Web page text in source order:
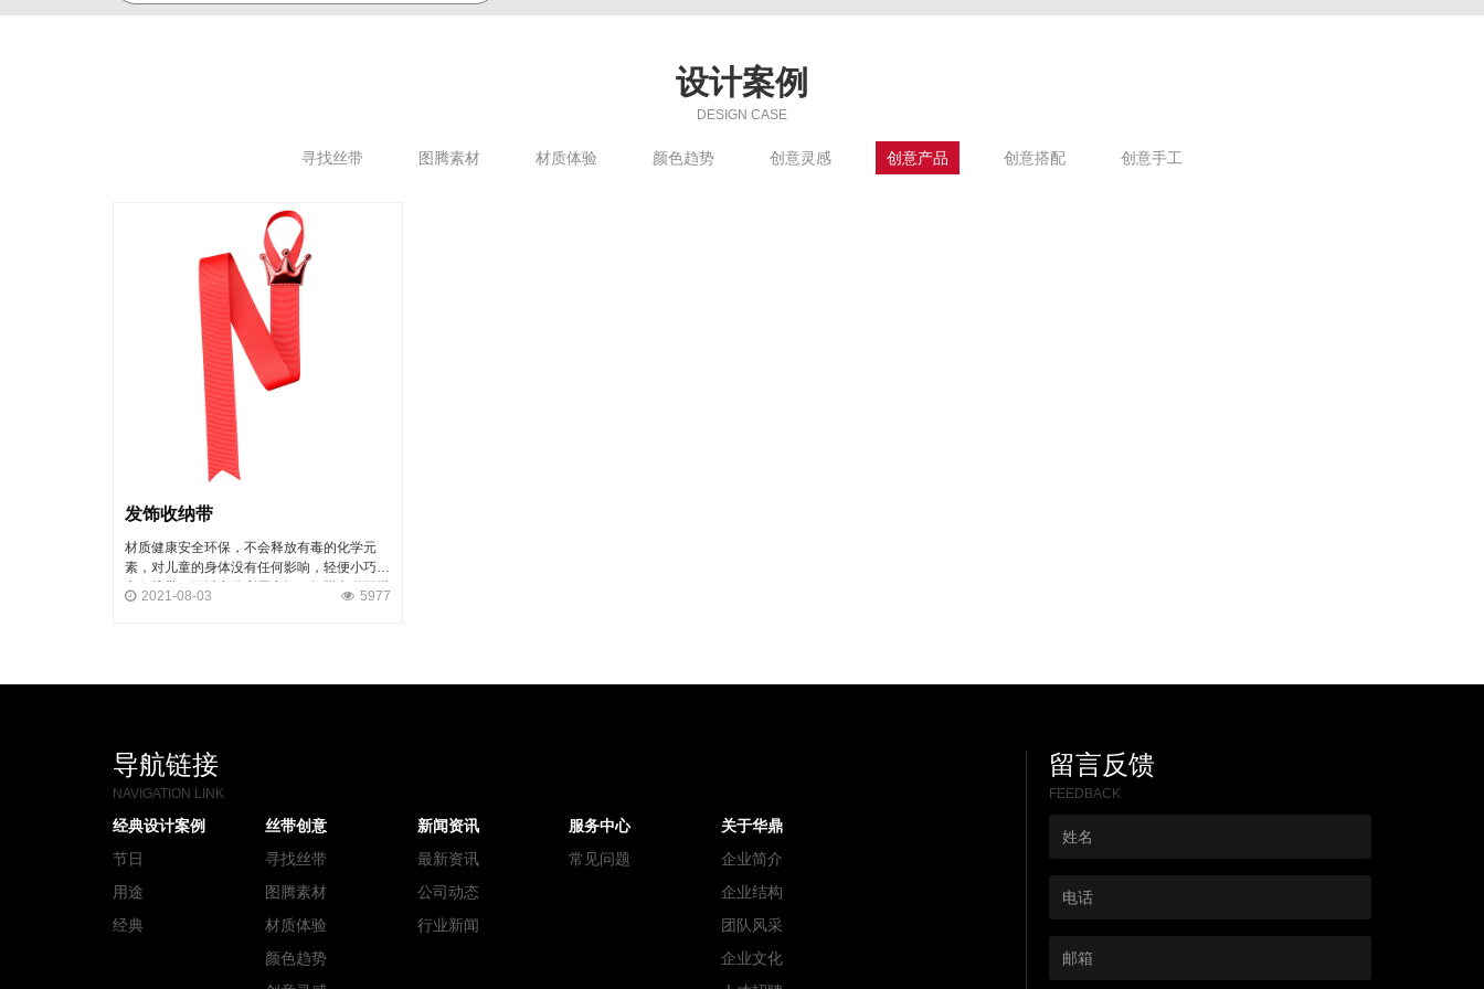
设计案例
DESIGN CASE
寻找丝带 图腾素材 材质体验 颜色趋势 创意灵感 创意产品 创意搭配 创意手工
发饰收纳带
材质健康安全环保，不会释放有毒的化学元
素，对儿童的身体没有任何影响，轻便小巧，
方便携带，可以充分利用空间，摆脱杂乱不堪
的桌面，让空间更加整洁。
2021-08-03 5977
导航链接
NAVIGATION LINK
经典设计案例
节日
用途
经典
丝带创意
寻找丝带
图腾素材
材质体验
颜色趋势
新闻资讯
最新资讯
公司动态
行业新闻
服务中心
常见问题
关于华鼎
企业简介
企业结构
团队风采
企业文化
留言反馈
FEEDBACK